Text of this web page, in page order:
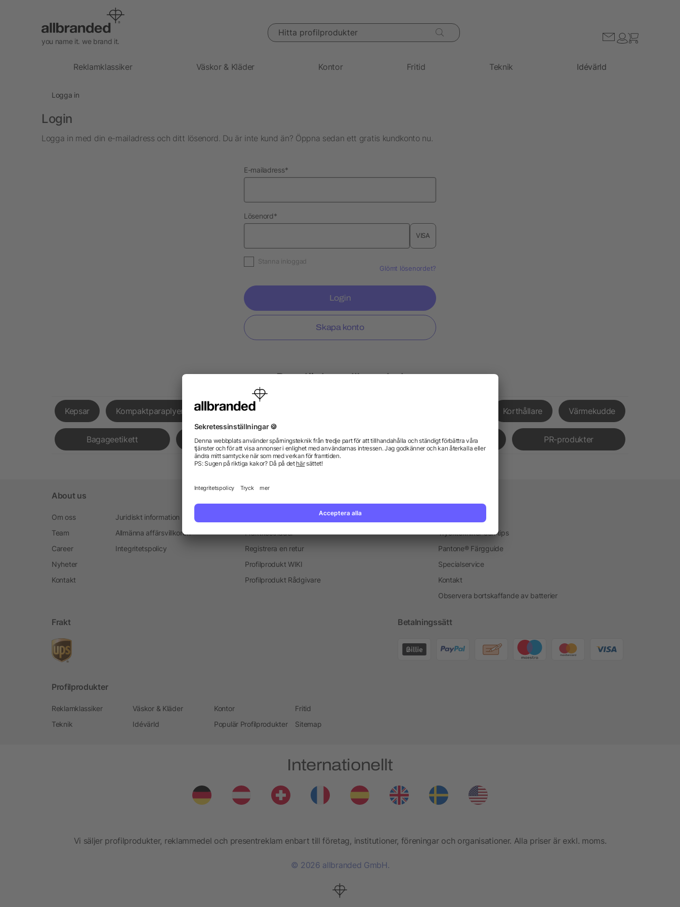
you name it. we brand it.
Hitta profilprodukter
Reklamklassiker Väskor & Kläder Kontor Fritid Teknik Idévärld
Logga in
Login
Logga in med din e-mailadress och ditt lösenord. Du är inte kund än? Öppna sedan ett gratis kundkonto nu.
E-mailadressnödvändig
*
Lösenordnödvändig
*
VISA
Stanna inloggad
Glömt lösenordet?
Login
Skapa konto
Populär hos allbranded
Kepsar Kompaktparaplyer Ficklampor Korthållare Värmekudde
Bagageetikett Hörlurar Slazenger Expressleverans PR-produkter
About us
Om oss
Team
Career
Nyheter
Kontakt
Juridiskt information
Allmänna affärsvillkoren
Integritetspolicy
Fraktkostnader
Registrera en retur
Profilprodukt WIKI
Profilprodukt Rådgivare
Blogg
Trycktekniker och tips
Pantone® Färgguide
Specialservice
Kontakt
Observera bortskaffande av batterier
Frakt Betalningssätt
Profilprodukter
Reklamklassiker Väskor & Kläder Kontor
Fritid
Teknik
Idévärld Populär Profilprodukter Sitemap
Internationellt
Vi säljer profilprodukter, reklammedel och presentreklam enbart till företag, institutioner, föreningar och organisationer. Alla priser är exkl. moms.
© 2026 allbranded GmbH.